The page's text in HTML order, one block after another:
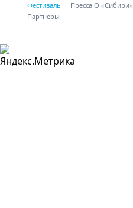
Фестиваль Пресса О «Сибири»
Партнеры